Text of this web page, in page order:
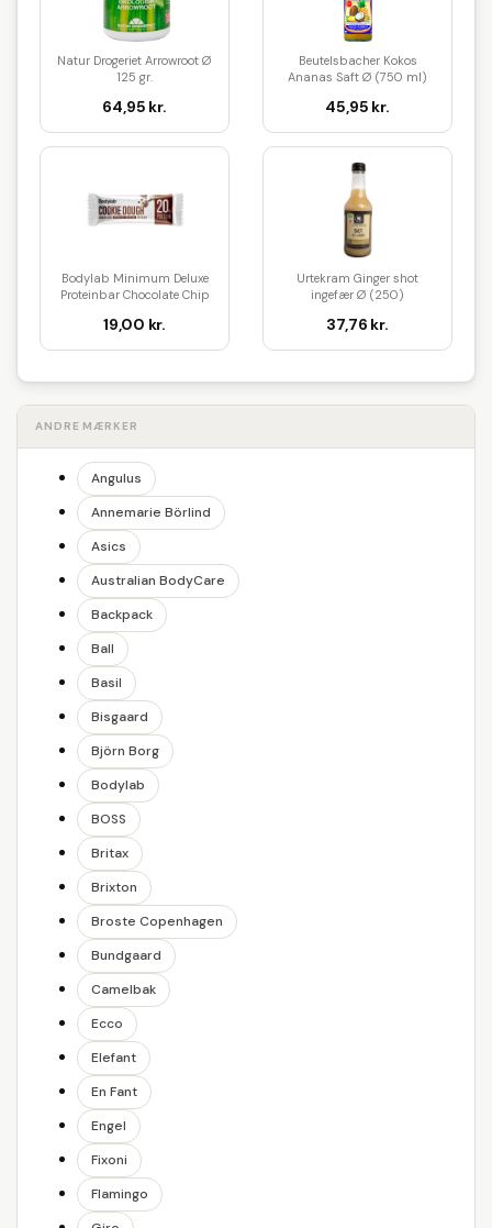
Natur Drogeriet Arrowroot Ø
125 gr.
64,95 kr.
Beutelsbacher Kokos
Ananas Saft Ø (750 ml)
45,95 kr.
Bodylab Minimum Deluxe
Proteinbar Chocolate Chip
19,00 kr.
Urtekram Ginger shot
ingefær Ø (250)
37,76 kr.
ANDRE MÆRKER
Angulus
Annemarie Börlind
Asics
Australian BodyCare
Backpack
Ball
Basil
Bisgaard
Björn Borg
Bodylab
BOSS
Britax
Brixton
Broste Copenhagen
Bundgaard
Camelbak
Ecco
Elefant
En Fant
Engel
Fixoni
Flamingo